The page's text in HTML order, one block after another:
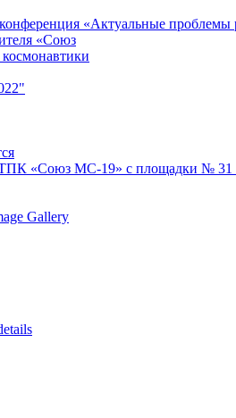
«Актуальные
«Союз
«Союз МС-19» с площадки № 31
Gallery